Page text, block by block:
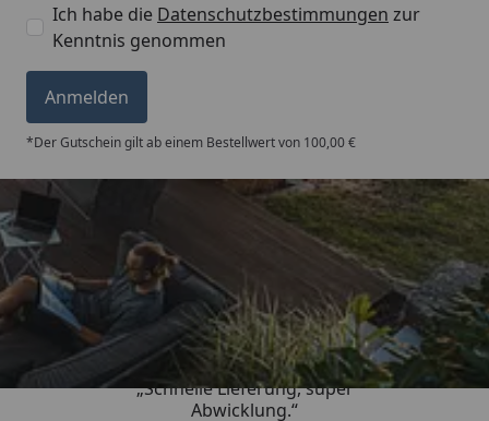
Ich habe die Datenschutzbestimmungen zur
Kenntnis genommen
Anmelden
*Der Gutschein gilt ab einem Bestellwert von 100,00 €
Trusted Shops
5,00/ 5
„Schnelle Lieferung, super
Abwicklung.“